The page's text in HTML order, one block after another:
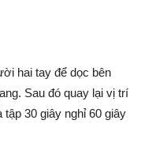
hai tay để dọc bên
Sau đó quay lại vị trí
tập 30 giây nghỉ 60 giây